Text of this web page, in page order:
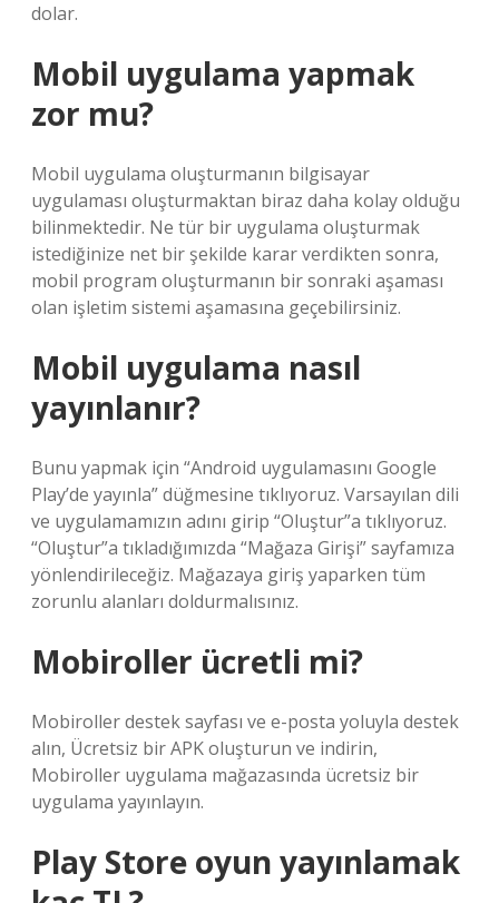
dolar.
Mobil uygulama yapmak
zor mu?
Mobil uygulama oluşturmanın bilgisayar
uygulaması oluşturmaktan biraz daha kolay olduğu
bilinmektedir. Ne tür bir uygulama oluşturmak
istediğinize net bir şekilde karar verdikten sonra,
mobil program oluşturmanın bir sonraki aşaması
olan işletim sistemi aşamasına geçebilirsiniz.
Mobil uygulama nasıl
yayınlanır?
Bunu yapmak için “Android uygulamasını Google
Play’de yayınla” düğmesine tıklıyoruz. Varsayılan dili
ve uygulamamızın adını girip “Oluştur”a tıklıyoruz.
“Oluştur”a tıkladığımızda “Mağaza Girişi” sayfamıza
yönlendirileceğiz. Mağazaya giriş yaparken tüm
zorunlu alanları doldurmalısınız.
Mobiroller ücretli mi?
Mobiroller destek sayfası ve e-posta yoluyla destek
alın, Ücretsiz bir APK oluşturun ve indirin,
Mobiroller uygulama mağazasında ücretsiz bir
uygulama yayınlayın.
Play Store oyun yayınlamak